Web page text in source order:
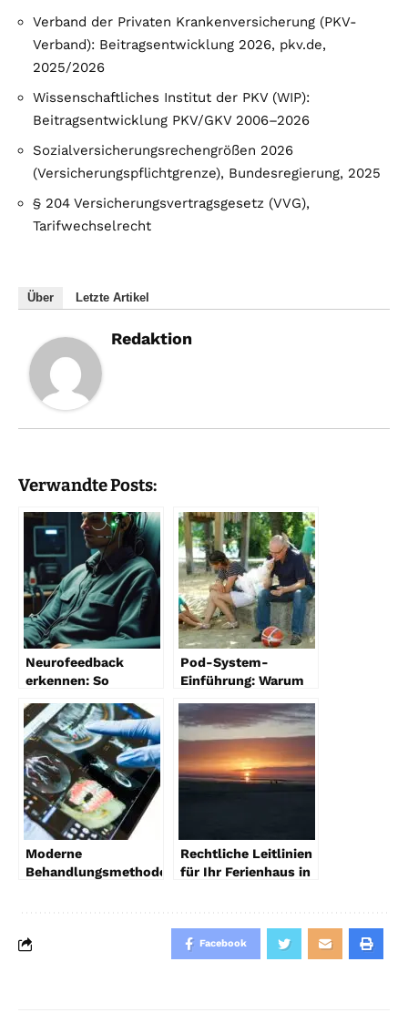
Verband der Privaten Krankenversicherung (PKV-
Verband): Beitragsentwicklung 2026, pkv.de,
2025/2026
Wissenschaftliches Institut der PKV (WIP):
Beitragsentwicklung PKV/GKV 2006–2026
Sozialversicherungsrechengrößen 2026
(Versicherungspflichtgrenze), Bundesregierung, 2025
§ 204 Versicherungsvertragsgesetz (VVG),
Tarifwechselrecht
Über Letzte Artikel
Redaktion
Verwandte Posts:
Neurofeedback
erkennen: So
Gehirntraining
Pod-System-
Einführung: Warum
ideal für Einsteiger
sind
Moderne
Behandlungsmethoden
Kieferorthopädie
Rechtliche Leitlinien
für Ihr Ferienhaus in
sind Sie auf der
sicheren Seite
Facebook